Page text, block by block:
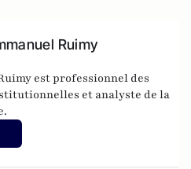
Ruimy
est professionnel des
et analyste de la